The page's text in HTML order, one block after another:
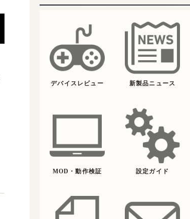
デバイスレビュー 新製品ニュース
MOD・動作検証 設定ガイド